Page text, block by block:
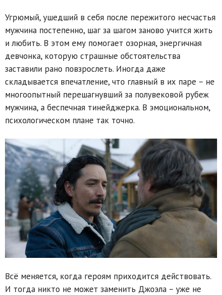
Угрюмый, ушедший в себя после пережитого несчастья
мужчина постепенно, шаг за шагом заново учится жить
и любить. В этом ему помогает озорная, энергичная
девчонка, которую страшные обстоятельства
заставили рано повзрослеть. Иногда даже
складывается впечатление, что главный в их паре – не
многоопытный перешагнувший за полувековой рубеж
мужчина, а беспечная тинейджерка. В эмоциональном,
психологическом плане так точно.
Всё меняется, когда героям приходится действовать.
И тогда никто не может заменить Джоэла – уже не